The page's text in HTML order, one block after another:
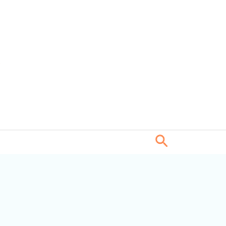
Rechercher